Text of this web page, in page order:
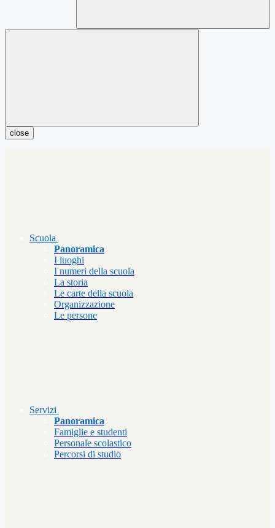
close
Scuola
Panoramica
I luoghi
I numeri della scuola
La storia
Le carte della scuola
Organizzazione
Le persone
Servizi
Panoramica
Famiglie e studenti
Personale scolastico
Percorsi di studio